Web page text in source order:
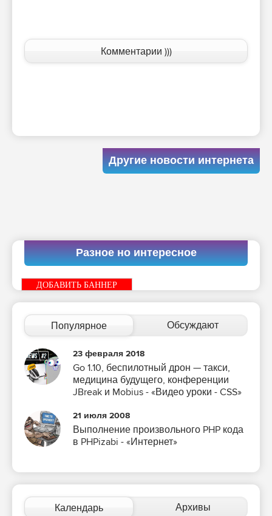
Комментарии )))
Другие новости интернета
Разное но интересное
ДОБАВИТЬ БАННЕР
Популярное Обсуждают
23 февраля 2018
Go 1.10, беспилотный дрон — такси,
медицина будущего, конференции
JBreak и Mobius - «Видео уроки - CSS»
21 июля 2008
Выполнение произвольного PHP кода
в PHPizabi - «Интернет»
Календарь Архивы